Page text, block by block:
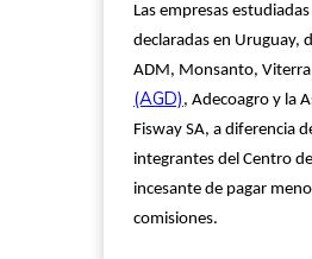
Las empresas
declaradas en Uruguay,
ADM, Monsanto, Viterra
(AGD) , Adecoagro y la
Fisway SA, a diferencia
integrantes del Centro
incesante de pagar
comisiones.